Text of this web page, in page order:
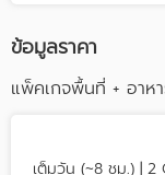
ข้อมูลราคา
แพ็คเกจพื้นที่ + อาห
เต็มวัน (~8 ชม.) |